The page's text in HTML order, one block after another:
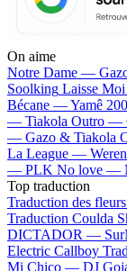
On aime
Notre Dame —
Soolking Laisse
Bécane —Yamê
— Tiakola Outro —
— Gazo & Tiakola
La League —
— PLK No love —
Top traduction
Traduction des
Traduction Coulda
DICTADOR —
Electric Callboy
Mi Chico — DJ